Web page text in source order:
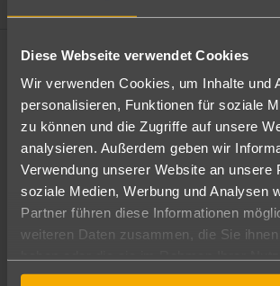
Diese Webseite verwendet Cookies
Wir verwenden Cookies, um Inhalte und
personalisieren, Funktionen für soziale
zu können und die Zugriffe auf unsere
analysieren. Außerdem geben wir
Verwendung unserer Website an unsere
soziale Medien, Werbung und Analysen
Partner führen diese Informationen
weiteren Daten zusammen, die Sie
gesammelt haben.
Ändere die Kriterien nach deinen Wünschen
Pauschal
Abflughafen
Alle Abflughäfen
08.08.26–06.08.27 7-21 Nächte